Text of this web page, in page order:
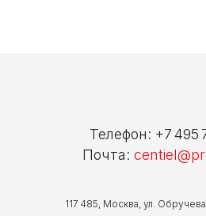
Телефон: +7 495
Почта:
117 485, Москва, ул. Обручева